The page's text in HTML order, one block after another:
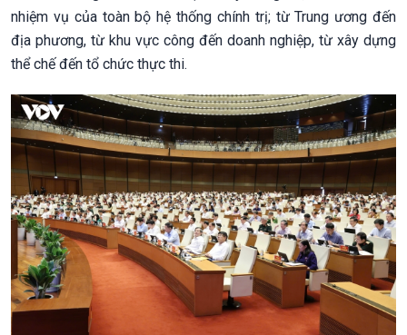
nhiệm vụ của toàn bộ hệ thống chính trị; từ Trung ương đến
địa phương, từ khu vực công đến doanh nghiệp, từ xây dựng
thể chế đến tổ chức thực thi.